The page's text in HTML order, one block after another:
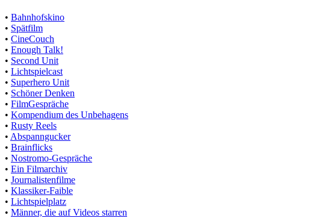
• Bahnhofskino
• Spätfilm
• CineCouch
• Enough Talk!
• Second Unit
• Lichtspielcast
• Superhero Unit
• Schöner Denken
• FilmGespräche
• Kompendium des Unbehagens
• Rusty Reels
• Abspanngucker
• Brainflicks
• Nostromo-Gespräche
• Ein Filmarchiv
• Journalistenfilme
• Klassiker-Faible
• Lichtspielplatz
• Männer, die auf Videos starren